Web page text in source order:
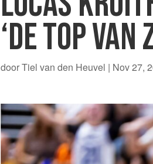
‘DE TOP VAN
doorTiel van den Heuvel | Nov 27,